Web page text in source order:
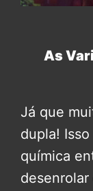
As
Já que
dupla!
química